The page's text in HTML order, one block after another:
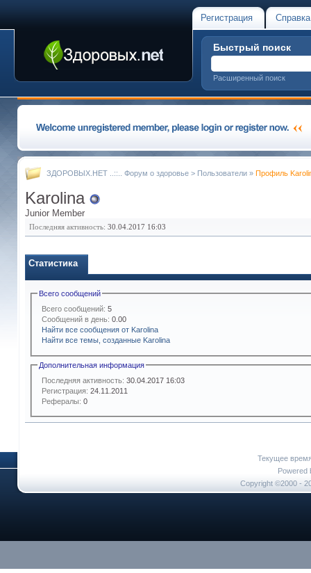
Регистрация Справка
Быстрый поиск
Расширенный поиск
ЗДОРОВЫХ.НЕТ ..::.. Форум о здоровье > Пользователи » Профиль
Karolina
Junior Member
Последняя активность: 30.04.2017 16:03
Статистика
Всего сообщений
Всего сообщений: 5
Сообщений в день: 0.00
Найти все сообщения от Karolina
Найти все темы, созданные Karolina
Дополнительная информация
Последняя активность: 30.04.2017 16:03
Регистрация: 24.11.2011
Рефералы: 0
Текущее
Powered
Copyright ©2000 -